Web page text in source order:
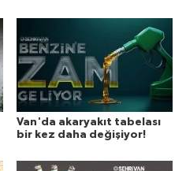
Van'da akaryakıt tabelası
bir kez daha değişiyor!